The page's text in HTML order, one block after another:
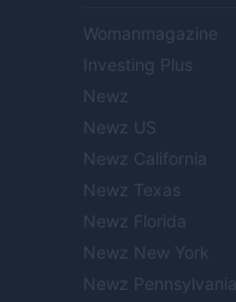
Womanmagazine
Investing Plus
Newz
Newz US
Newz California
Newz Texas
Newz Florida
Newz New York
Newz Pennsylvania